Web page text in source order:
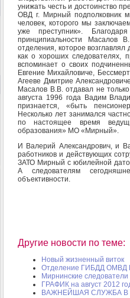
унижать честь и достоинство
ОВД г. Мирный подполковник
человек, которого мы
уже преступник».
принципиальности Масалов
отделения, которое
как о хороших следователях,
вспоминает о своих
Евгение Михайловиче,
Агееве Дмитрие
Масалов В.В. отдавал не
августа 1996 года Вадим
признается, «быть
Несколько лет занимался
по настоящее время
образования» МО «Мирный».
И Валерий Александрович, и
работников и действующих
ЗАТО Мирный с юбилейной
А следователям
объективности.
Другие новости по теме:
Новый жизненный виток
Отделение ГИБДД ОМВД
Мирнинские
ГРАФИК на август 2012
ВАЖНЕЙШАЯ СЛУЖБА